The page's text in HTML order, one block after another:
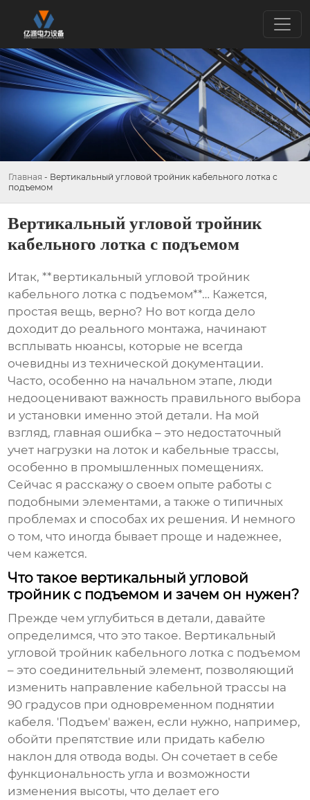
Главная - Вертикальный угловой тройник кабельного лотка с
подъемом
Вертикальный угловой тройник
кабельного лотка с подъемом
Итак, **вертикальный угловой тройник
кабельного лотка с подъемом**… Кажется,
простая вещь, верно? Но вот когда дело
доходит до реального монтажа, начинают
всплывать нюансы, которые не всегда
очевидны из технической документации.
Часто, особенно на начальном этапе, люди
недооценивают важность правильного выбора
и установки именно этой детали. На мой
взгляд, главная ошибка – это недостаточный
учет нагрузки на лоток и кабельные трассы,
особенно в промышленных помещениях.
Сейчас я расскажу о своем опыте работы с
подобными элементами, а также о типичных
проблемах и способах их решения. И немного
о том, что иногда бывает проще и надежнее,
чем кажется.
Что такое вертикальный угловой
тройник с подъемом и зачем он нужен?
Прежде чем углубиться в детали, давайте
определимся, что это такое. Вертикальный
угловой тройник кабельного лотка с подъемом
– это соединительный элемент, позволяющий
изменить направление кабельной трассы на
90 градусов при одновременном поднятии
кабеля. 'Подъем' важен, если нужно, например,
обойти препятствие или придать кабелю
наклон для отвода воды. Он сочетает в себе
функциональность угла и возможности
изменения высоты, что делает его